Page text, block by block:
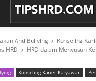
Anti Bullying
Konseling
HRD
HRD dalam Menyusun
Konseling Karier Karyawan